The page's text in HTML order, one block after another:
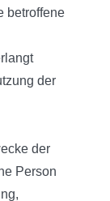
betroffene
der
der
Person